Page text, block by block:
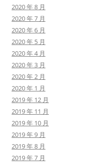
2020 年 8 月
2020 年 7 月
2020 年 6 月
2020 年 5 月
2020 年 4 月
2020 年 3 月
2020 年 2 月
2020 年 1 月
2019 年 12 月
2019 年 11 月
2019 年 10 月
2019 年 9 月
2019 年 8 月
2019 年 7 月